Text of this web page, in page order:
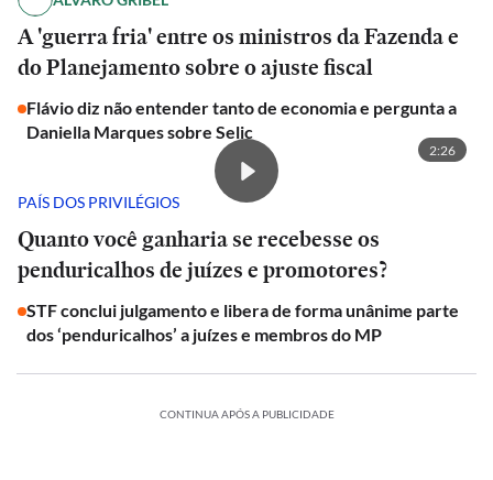
A 'guerra fria' entre os ministros da Fazenda e
do Planejamento sobre o ajuste fiscal
Flávio diz não entender tanto de economia e pergunta a
Daniella Marques sobre Selic
2:26
PAÍS DOS PRIVILÉGIOS
Quanto você ganharia se recebesse os
penduricalhos de juízes e promotores?
STF conclui julgamento e libera de forma unânime parte
dos ‘penduricalhos’ a juízes e membros do MP
CONTINUA APÓS A PUBLICIDADE